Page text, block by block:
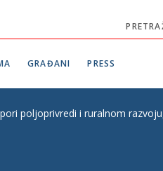
GRAĐANI PRESS
poljoprivredi i ruralnom